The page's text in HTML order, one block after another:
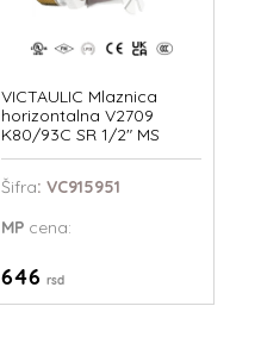
VICTAULIC Mlaznica
horizontalna V2709
K80/93C SR 1/2" MS
Šifra: VC915951
MP cena:
646rsd